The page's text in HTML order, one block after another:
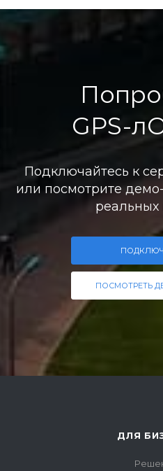
GPS-
Подключайтесь к
или посмотрите
реальных
ПОСМОТРЕТЬ
ДЛЯ